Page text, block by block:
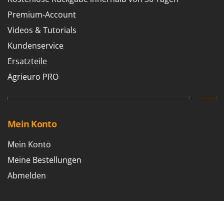
Premium-Account
Videos & Tutorials
Kundenservice
Ersatzteile
Agrieuro PRO
Mein Konto
Mein Konto
Meine Bestellungen
Abmelden